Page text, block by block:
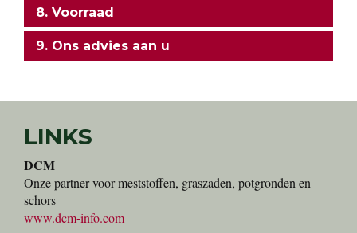
8. Voorraad
9. Ons advies aan u
LINKS
DCM
Onze partner voor meststoffen, graszaden, potgronden en
schors
www.dcm-info.com